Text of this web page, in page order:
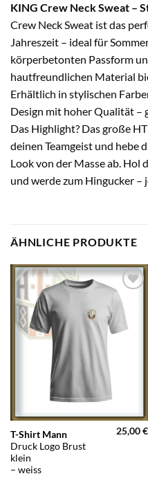
KING Crew Neck Sweat –
Crew Neck Sweat ist das
Jahreszeit – ideal für
körperbetonten Passform
hautfreundlichen Material
Erhältlich in stylischen
Design mit hoher Qualität –
Das Highlight? Das große
deinen Teamgeist und hebe
Look von der Masse ab. Hol
und werde zum Hingucker –
ÄHNLICHE PRODUKTE
T-Shirt Mann
Druck Logo Brust
klein
– weiss
25,00€
Dieses
Produkt
weist
mehrere